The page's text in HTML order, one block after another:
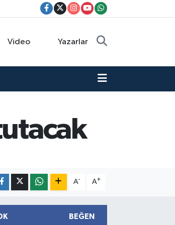
Video Yazarlar
A- A+
BEĞEN